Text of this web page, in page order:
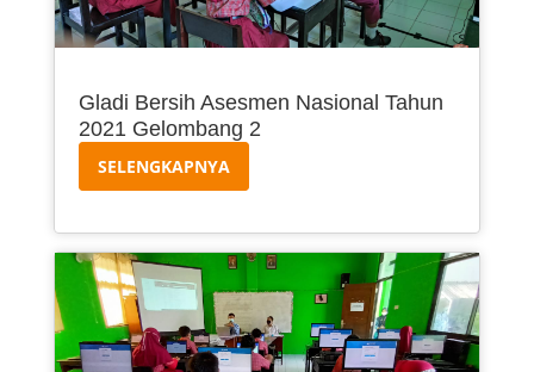
Gladi Bersih Asesmen Nasional Tahun
2021 Gelombang 2
SELENGKAPNYA